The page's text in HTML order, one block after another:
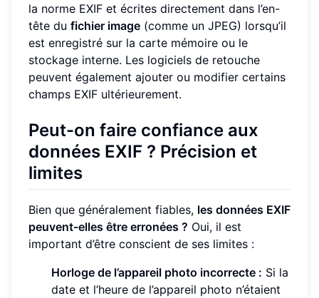
la norme EXIF et écrites directement dans l’en-
tête du fichier image (comme un JPEG) lorsqu’il
est enregistré sur la carte mémoire ou le
stockage interne. Les logiciels de retouche
peuvent également ajouter ou modifier certains
champs EXIF ultérieurement.
Peut-on faire confiance aux
données EXIF ? Précision et
limites
Bien que généralement fiables, les données EXIF
peuvent-elles être erronées ? Oui, il est
important d’être conscient de ses limites :
Horloge de l’appareil photo incorrecte : Si la
date et l’heure de l’appareil photo n’étaient